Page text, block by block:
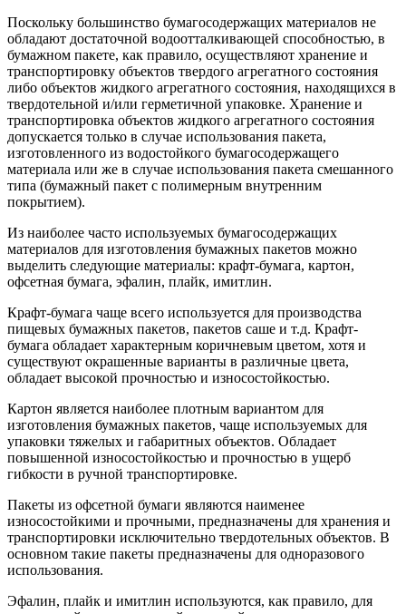
Поскольку большинство бумагосодержащих материалов не
обладают достаточной водоотталкивающей способностью, в
бумажном пакете, как правило, осуществляют хранение и
транспортировку объектов твердого агрегатного состояния
либо объектов жидкого агрегатного состояния, находящихся в
твердотельной и/или герметичной упаковке. Хранение и
транспортировка объектов жидкого агрегатного состояния
допускается только в случае использования пакета,
изготовленного из водостойкого бумагосодержащего
материала или же в случае использования пакета смешанного
типа (бумажный пакет с полимерным внутренним
покрытием).
Из наиболее часто используемых бумагосодержащих
материалов для изготовления бумажных пакетов можно
выделить следующие материалы: крафт-бумага, картон,
офсетная бумага, эфалин, плайк, имитлин.
Крафт-бумага чаще всего используется для производства
пищевых бумажных пакетов, пакетов саше и т.д. Крафт-
бумага обладает характерным коричневым цветом, хотя и
существуют окрашенные варианты в различные цвета,
обладает высокой прочностью и износостойкостью.
Картон является наиболее плотным вариантом для
изготовления бумажных пакетов, чаще используемых для
упаковки тяжелых и габаритных объектов. Обладает
повышенной износостойкостью и прочностью в ущерб
гибкости в ручной транспортировке.
Пакеты из офсетной бумаги являются наименее
износостойкими и прочными, предназначены для хранения и
транспортировки исключительно твердотельных объектов. В
основном такие пакеты предназначены для одноразового
использования.
Эфалин, плайк и имитлин используются, как правило, для